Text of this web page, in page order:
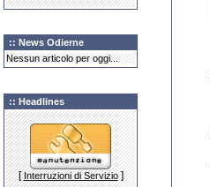
:: News Odierne
Nessun articolo per oggi...
:: Headlines
[Interruzioni di Servizio]